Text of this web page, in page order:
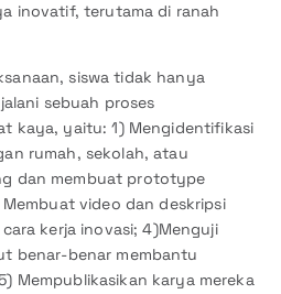
inovatif, terutama di ranah
siswa tidak hanya
sebuah proses
kaya, yaitu: 1) Mengidentifikasi
rumah, sekolah, atau
dan membuat prototype
video dan deskripsi
kerja inovasi; 4)Menguji
benar-benar membantu
Mempublikasikan karya mereka